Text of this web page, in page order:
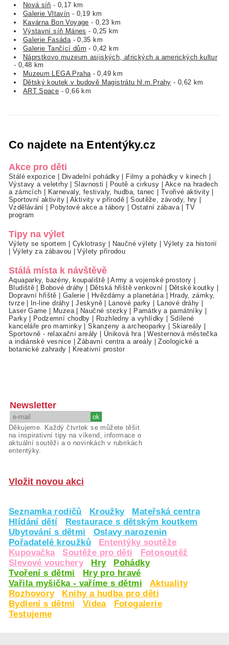
Nová síň - 0,17 km
Galerie Vltavín - 0,19 km
Kavárna Bon Voyage - 0,23 km
Výstavní síň Mánes - 0,25 km
Galerie Fasáda - 0,35 km
Galerie Tančící dům - 0,42 km
Náprstkovo muzeum asijských, afrických a amerických kultur
- 0,48 km
Muzeum LEGA Praha - 0,49 km
Dětský koutek v budově Magistrátu hl.m.Prahy - 0,62 km
ART Space - 0,66 km
Co najdete na Ententýky.cz
Akce pro děti
Stálé expozice Divadelní pohádky Filmy a pohádky v kinech
Výstavy a veletrhy|Slavnosti Poutě a cirkusy
Akce na hradech
a zámcích
Karnevaly, festivaly, hudba, tanec Tvořivé aktivity
Sportovní aktivity|Aktivity v přírodě |Soutěže, závody, hry
Vzdělávání
Pobytové akce a tábory Ostatní zábava |TV
program
Tipy na výlet
Výlety se sportem Cyklotrasy Naučné výlety
Výlety za historií
Výlety za zábavou |Výlety přírodou
Stálá místa k návštěvě
Aquaparky, bazény, koupaliště |Army a vojenské prostory
Bludiště
Bobové dráhy Dětská hřiště venkovní Dětské koutky
Dopravní hřiště
Galerie Hvězdárny a planetária
Hrady, zámky,
tvrze| In-line dráhy |Jeskyně| Lanové parky Lanové dráhy
Laser Game
Muzea| Naučné stezky Památky a památníky
Parky| Podzemní chodby Rozhledny a vyhlídky
Sdílené
kanceláře pro maminky |Skanzeny a archeoparky Skiareály
Sportovně - relaxační areály
Úniková hra |Westernová městečka
a indiánské vesnice |Zábavní centra a areály |Zoologické a
botanické zahrady
Kreativní prostor
Newsletter
Děkujeme. Každý čtvrtek se můžete těšit
na inspirativní tipy na víkend, informace o
aktuální soutěži a o novinkách v rubrikách
ententýky.
Vložit novou akci
Seznamka rodičů Kroužky
Mateřská centra
Hlídání dětí
Restaurace s dětským koutkem
Ubytování s dětmi
Oslavy narozenin
Pořadatelé kroužků
Ententýky soutěže
Kupovačka
Soutěže pro děti
Fotosoutěž
Slevové vouchery
Hry
Pohádky
Tvoření s dětmi
Hry pro hravé
Vařila myšička - vaříme s dětmi
Aktuality
Rozhovory
Knihy a hudba pro děti
Bydlení s dětmi
Videa
Fotogalerie
Testujeme